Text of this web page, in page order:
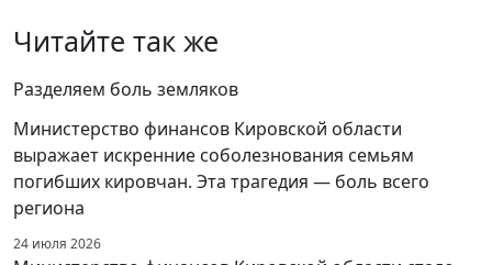
Читайте так же
Разделяем боль земляков
Министерство финансов Кировской области
выражает искренние соболезнования семьям
погибших кировчан. Эта трагедия — боль всего
региона
24 июля 2026